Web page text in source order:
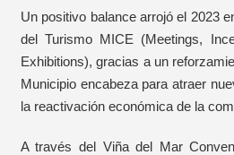
Un positivo balance arrojó el 2023
del Turismo MICE (Meetings,
Exhibitions), gracias a un
Municipio encabeza para atraer
la reactivación económica de la
A través del Viña del Mar